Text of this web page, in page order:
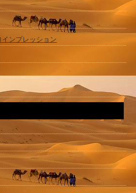
ンプレッション